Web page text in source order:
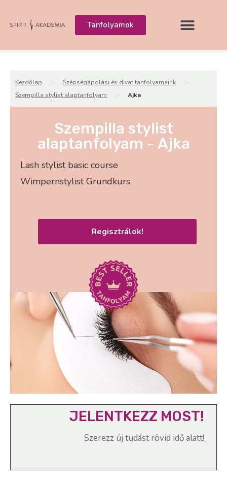
Tanfolyamok
Kezdőlap > Szépségápolási és divat tanfolyamaink >
Szempilla stylist alaptanfolyam > Ajka
Szempilla stylist
alaptanfolyam - Ajka
Lash stylist basic course
Wimpernstylist Grundkurs
Regisztrálok!
JELENTKEZZ MOST!
Szerezz új tudást rövid idő alatt!